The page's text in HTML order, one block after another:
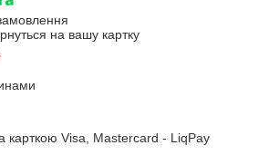
на вашу картку
карткою Visa, Mastercard - LiqPay